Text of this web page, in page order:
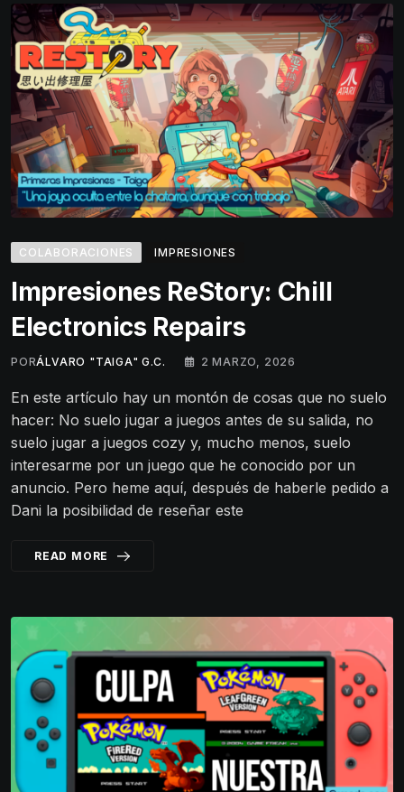
COLABORACIONES IMPRESIONES
Impresiones ReStory: Chill
Electronics Repairs
PORÁLVARO "TAIGA" G.C. 2 MARZO, 2026
En este artículo hay un montón de cosas que no suelo
hacer: No suelo jugar a juegos antes de su salida, no
suelo jugar a juegos cozy y, mucho menos, suelo
interesarme por un juego que he conocido por un
anuncio. Pero heme aquí, después de haberle pedido a
Dani la posibilidad de reseñar este
READ MORE